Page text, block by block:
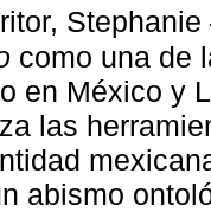
Stephanie
como una de
en México y
las
abismo